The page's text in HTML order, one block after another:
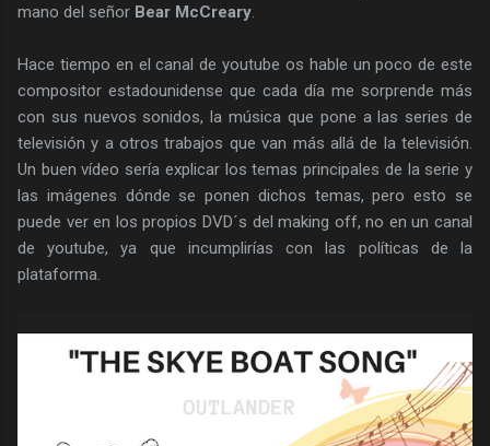
mano del señor Bear McCreary
Hace tiempo en el canal de youtube os hable un poco de este
compositor estadounidense que cada día me sorprende más
con sus nuevos sonidos, la música que pone a las series de
televisión y a otros trabajos que van más allá de la televisión.
Un buen vídeo sería explicar los temas principales de la serie y
las imágenes dónde se ponen dichos temas, pero esto se
puede ver en los propios DVD´s del making off, no en un canal
de youtube, ya que incumplirías con las políticas de la
plataforma.